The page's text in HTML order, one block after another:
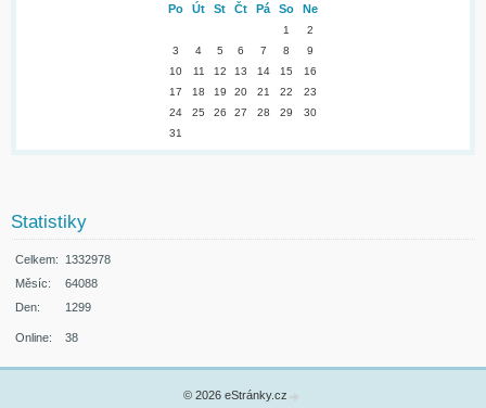
Po Út St Čt Pá So Ne
1
2
3
4 5 6 7 8
9
10
11 12 13 14 15
16
17
18 19 20 21 22
23
24
25 26 27 28 29
30
31
Statistiky
Online: 38
Celkem:
1332978
Měsíc:
64088
Den:
1299
© 2026 eStránky.cz